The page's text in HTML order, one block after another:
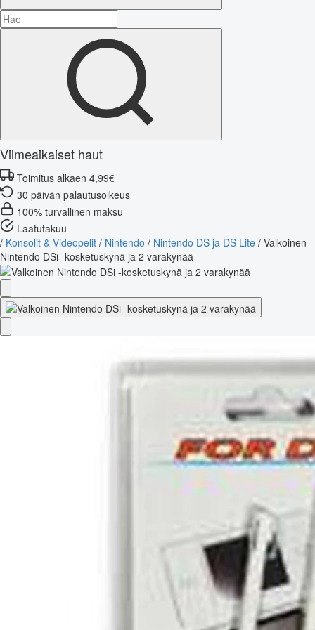
Viimeaikaiset haut
Toimitus alkaen 4,99€
30 päivän palautusoikeus
100% turvallinen maksu
Laatutakuu
/ Konsolit & Videopelit / Nintendo / Nintendo DS ja DS Lite / Valkoinen
Nintendo DSi -kosketuskynä ja 2 varakynää